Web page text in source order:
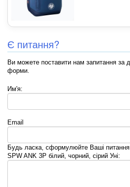
Є питання?
Ви можете поставити нам запитання за
форми.
Им'я:
Email
Будь ласка, сформулюйте Ваші
SPW ANK 3P білий, чорний, сірий Уні: